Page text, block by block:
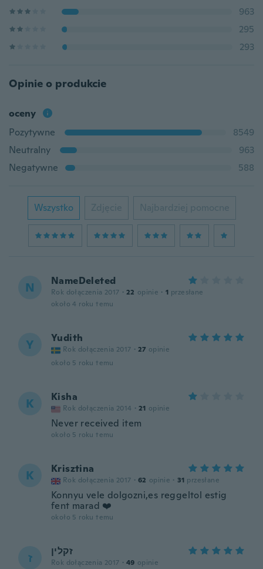
963
295
293
Opinie o produkcie
oceny
Pozytywne
8549
Neutralny
963
Negatywne
588
Wszystko Zdjęcie Najbardziej pomocne
N NameDeleted
Rok dołączenia 2017 · 22 opinie · 1 przesłane
około 4 roku temu
Y Yudith
Rok dołączenia 2017 · 27 opinie
około 5 roku temu
K Kisha
Rok dołączenia 2014 · 21 opinie
Never received item
około 5 roku temu
K Krisztina
Rok dołączenia 2017 · 62 opinie · 31 przesłane
Konnyu vele dolgozni,es reggeltol estig
fent marad ❤️
około 5 roku temu
ז זקלין
Rok dołączenia 2017 · 49 opinie